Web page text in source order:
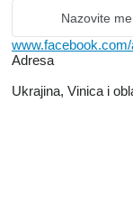
Nazovite me
Adresa
Ukrajina, Vinica i